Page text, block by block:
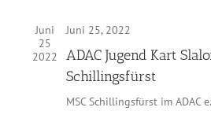
Juni
25
2022
Juni 25, 2022
ADAC Jugend Kart
Schillingsfürst
MSC Schillingsfürst im ADAC